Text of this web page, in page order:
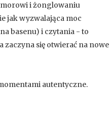
i żonglowaniu
jak wyzwalająca moc
basenu) i czytania - to
zaczyna się otwierać na nowe
autentyczne.